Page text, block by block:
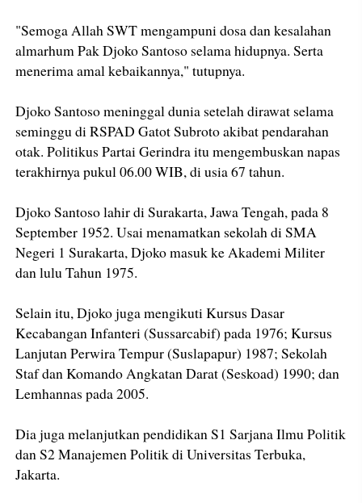
"Semoga Allah SWT mengampuni dosa dan kesalahan
almarhum Pak Djoko Santoso selama hidupnya. Serta
menerima amal kebaikannya," tutupnya.
Djoko Santoso meninggal dunia setelah dirawat selama
seminggu di RSPAD Gatot Subroto akibat pendarahan
otak. Politikus Partai Gerindra itu mengembuskan napas
terakhirnya pukul 06.00 WIB, di usia 67 tahun.
Djoko Santoso lahir di Surakarta, Jawa Tengah, pada 8
September 1952. Usai menamatkan sekolah di SMA
Negeri 1 Surakarta, Djoko masuk ke Akademi Militer
dan lulu Tahun 1975.
Selain itu, Djoko juga mengikuti Kursus Dasar
Kecabangan Infanteri (Sussarcabif) pada 1976; Kursus
Lanjutan Perwira Tempur (Suslapapur) 1987; Sekolah
Staf dan Komando Angkatan Darat (Seskoad) 1990; dan
Lemhannas pada 2005.
Dia juga melanjutkan pendidikan S1 Sarjana Ilmu Politik
dan S2 Manajemen Politik di Universitas Terbuka,
Jakarta.